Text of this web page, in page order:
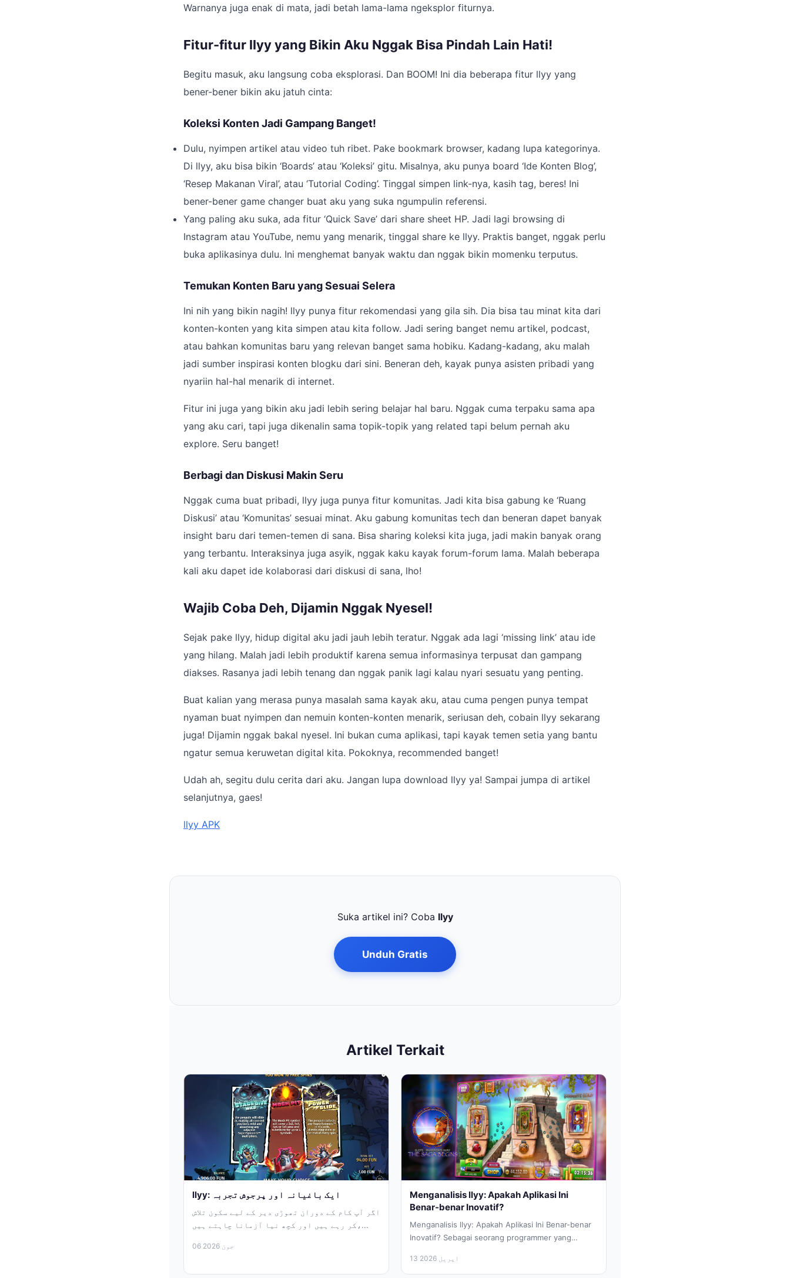
Warnanya juga enak di mata, jadi betah lama-lama ngeksplor fiturnya.
Fitur-fitur llyy yang Bikin Aku Nggak Bisa Pindah Lain Hati!
Begitu masuk, aku langsung coba eksplorasi. Dan BOOM! Ini dia beberapa fitur llyy yang
bener-bener bikin aku jatuh cinta:
Koleksi Konten Jadi Gampang Banget!
Dulu, nyimpen artikel atau video tuh ribet. Pake bookmark browser, kadang lupa kategorinya.
Di llyy, aku bisa bikin ‘Boards’ atau ‘Koleksi’ gitu. Misalnya, aku punya board ‘Ide Konten Blog’,
‘Resep Makanan Viral’, atau ‘Tutorial Coding’. Tinggal simpen link-nya, kasih tag, beres! Ini
bener-bener game changer buat aku yang suka ngumpulin referensi.
Yang paling aku suka, ada fitur ‘Quick Save’ dari share sheet HP. Jadi lagi browsing di
Instagram atau YouTube, nemu yang menarik, tinggal share ke llyy. Praktis banget, nggak perlu
buka aplikasinya dulu. Ini menghemat banyak waktu dan nggak bikin momenku terputus.
Temukan Konten Baru yang Sesuai Selera
Ini nih yang bikin nagih! llyy punya fitur rekomendasi yang gila sih. Dia bisa tau minat kita dari
konten-konten yang kita simpen atau kita follow. Jadi sering banget nemu artikel, podcast,
atau bahkan komunitas baru yang relevan banget sama hobiku. Kadang-kadang, aku malah
jadi sumber inspirasi konten blogku dari sini. Beneran deh, kayak punya asisten pribadi yang
nyariin hal-hal menarik di internet.
Fitur ini juga yang bikin aku jadi lebih sering belajar hal baru. Nggak cuma terpaku sama apa
yang aku cari, tapi juga dikenalin sama topik-topik yang related tapi belum pernah aku
explore. Seru banget!
Berbagi dan Diskusi Makin Seru
Nggak cuma buat pribadi, llyy juga punya fitur komunitas. Jadi kita bisa gabung ke ‘Ruang
Diskusi’ atau ‘Komunitas’ sesuai minat. Aku gabung komunitas tech dan beneran dapet banyak
insight baru dari temen-temen di sana. Bisa sharing koleksi kita juga, jadi makin banyak orang
yang terbantu. Interaksinya juga asyik, nggak kaku kayak forum-forum lama. Malah beberapa
kali aku dapet ide kolaborasi dari diskusi di sana, lho!
Wajib Coba Deh, Dijamin Nggak Nyesel!
Sejak pake llyy, hidup digital aku jadi jauh lebih teratur. Nggak ada lagi ‘missing link’ atau ide
yang hilang. Malah jadi lebih produktif karena semua informasinya terpusat dan gampang
diakses. Rasanya jadi lebih tenang dan nggak panik lagi kalau nyari sesuatu yang penting.
Buat kalian yang merasa punya masalah sama kayak aku, atau cuma pengen punya tempat
nyaman buat nyimpen dan nemuin konten-konten menarik, seriusan deh, cobain llyy sekarang
juga! Dijamin nggak bakal nyesel. Ini bukan cuma aplikasi, tapi kayak temen setia yang bantu
ngatur semua keruwetan digital kita. Pokoknya, recommended banget!
Udah ah, segitu dulu cerita dari aku. Jangan lupa download llyy ya! Sampai jumpa di artikel
selanjutnya, gaes!
llyy APK
Suka artikel ini? Coba llyy
Unduh Gratis
Artikel Terkait
llyy: ایک باغیانہ اور پرجوش تجربہ
اگر آپ کام کے دوران تھوڑی دیر کے لیے سکون تلاش
کر رہے ہیں اور کچھ نیا آزمانا چاہتے ہیں،...
06 جون 2026
Menganalisis llyy: Apakah Aplikasi Ini
Benar-benar Inovatif?
Menganalisis llyy: Apakah Aplikasi Ini Benar-benar
Inovatif? Sebagai seorang programmer yang
sistem, saya selalu...
13 اپریل 2026